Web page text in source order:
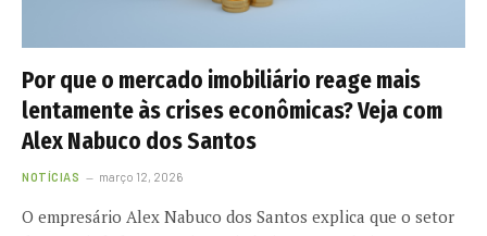
Por que o mercado imobiliário reage mais
lentamente às crises econômicas? Veja com
Alex Nabuco dos Santos
NOTÍCIAS março 12, 2026
O empresário Alex Nabuco dos Santos explica que o setor